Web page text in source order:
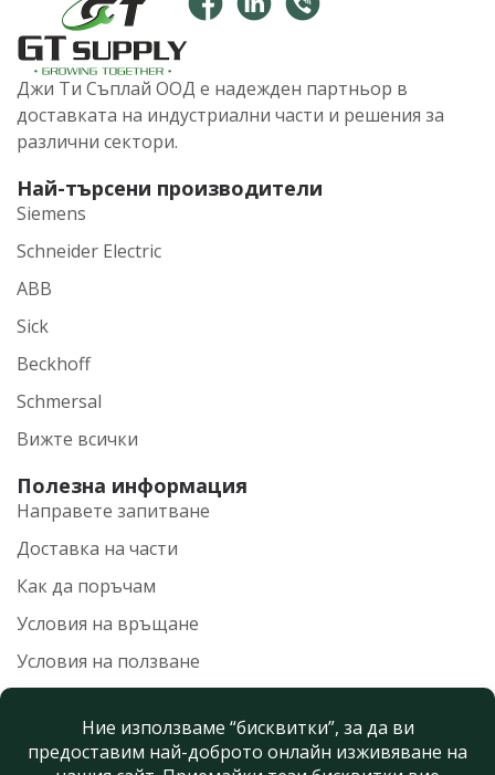
Джи Ти Съплай ООД е надежден партньор в
доставката на индустриални части и решения за
различни сектори.
Най-търсени производители
Siemens
Schneider Electric
ABB
Sick
Beckhoff
Schmersal
Вижте всички
Полезна информация
Направете запитване
Доставка на части
Как да поръчам
Условия на връщане
Условия на ползване
Нашите контакти